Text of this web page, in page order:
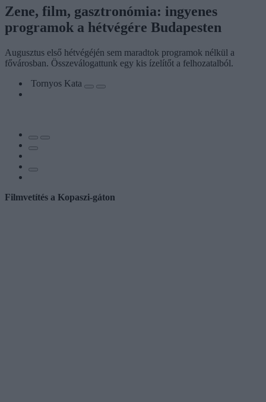
Zene, film, gasztronómia: ingyenes
programok a hétvégére Budapesten
Augusztus első hétvégéjén sem maradtok programok nélkül a
fővárosban. Összeválogattunk egy kis ízelítőt a felhozatalból.
Tornyos Kata
Filmvetítés a Kopaszi-gáton